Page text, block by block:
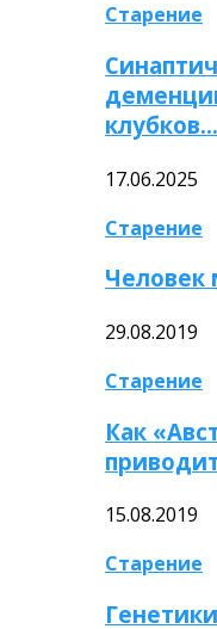
Старение
17.06.2025
Старение
Человек
29.08.2019
Старение
Как
15.08.2019
Старение